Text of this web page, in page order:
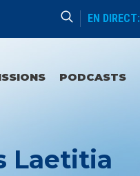
EN DIRECT:
Enseignement
PODCASTS
Laetitia